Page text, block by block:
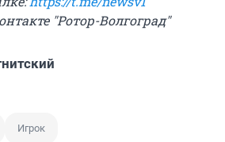
"Ротор-Волгоград"
Игрок